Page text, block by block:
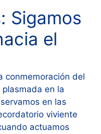
Sigamos
el
conmemoración del
en la
en las
viviente
actuamos